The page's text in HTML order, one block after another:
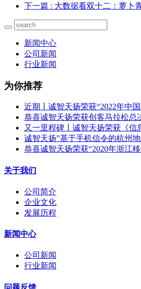
下一篇 : 大数据看双十二：萝卜
新闻中心
公司新闻
行业新闻
为你推荐
近期丨诚智天扬荣获“2022年中
恭喜诚智天扬荣获创客马拉松总
又一里程碑丨诚智天扬荣获《信
诚智天扬”基于手机信令的杭州
恭喜诚智天扬荣获“2020年浙江
关于我们
公司简介
企业文化
发展历程
新闻中心
公司新闻
行业新闻
问题反馈